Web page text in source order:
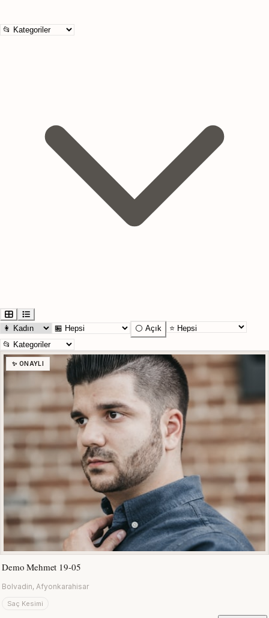
⚪ Açık
✨ ONAYLI
Demo Mehmet 19-05
Bolvadin, Afyonkarahisar
Saç Kesimi